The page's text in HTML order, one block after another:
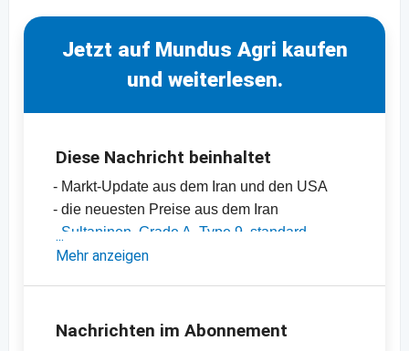
Jetzt auf Mundus Agri kaufen
und weiterlesen.
Diese Nachricht beinhaltet
- Markt-Update aus dem Iran und den USA
- die neuesten Preise aus dem Iran
Sultaninen, Grade A, Type 9, standard,
Türkei
-Bio-Sultaninen, Grade A, Type 9, standard,
Mehr anzeigen
Nachrichten im Abonnement